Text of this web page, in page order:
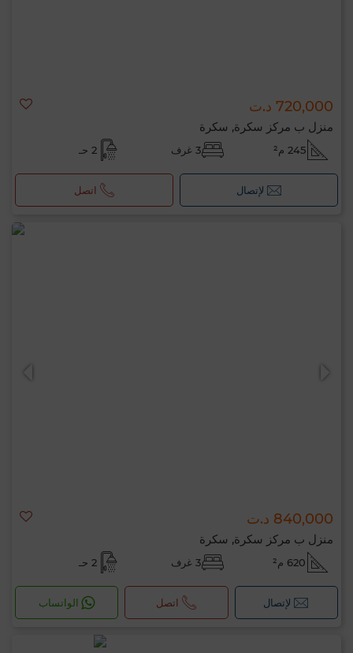
720,000 د.ت
منزل ب مركز سكرة, سكرة
245 م² 3 غرف 2 حـ
لإتصال اتصل
840,000 د.ت
منزل ب مركز سكرة, سكرة
620 م² 3 غرف 2 حـ
لإتصال اتصل الواتساب